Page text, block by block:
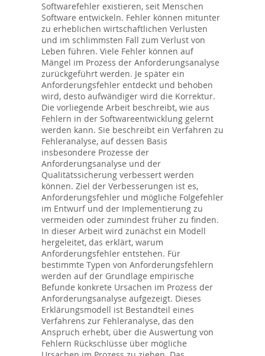
Softwarefehler existieren, seit Menschen
Software entwickeln. Fehler können mitunter
zu erheblichen wirtschaftlichen Verlusten
und im schlimmsten Fall zum Verlust von
Leben führen. Viele Fehler können auf
Mängel im Prozess der Anforderungsanalyse
zurückgeführt werden. Je später ein
Anforderungsfehler entdeckt und behoben
wird, desto aufwändiger wird die Korrektur.
Die vorliegende Arbeit beschreibt, wie aus
Fehlern in der Softwareentwicklung gelernt
werden kann. Sie beschreibt ein Verfahren zu
Fehleranalyse, auf dessen Basis
insbesondere Prozesse der
Anforderungsanalyse und der
Qualitätssicherung verbessert werden
können. Ziel der Verbesserungen ist es,
Anforderungsfehler und mögliche Folgefehler
im Entwurf und der Implementierung zu
vermeiden oder zumindest früher zu finden.
In dieser Arbeit wird zunächst ein Modell
hergeleitet, das erklärt, warum
Anforderungsfehler entstehen. Für
bestimmte Typen von Anforderungsfehlern
werden auf der Grundlage empirische
Befunde konkrete Ursachen im Prozess der
Anforderungsanalyse aufgezeigt. Dieses
Erklärungsmodell ist Bestandteil eines
Verfahrens zur Fehleranalyse, das den
Anspruch erhebt, über die Auswertung von
Fehlern Rückschlüsse über mögliche